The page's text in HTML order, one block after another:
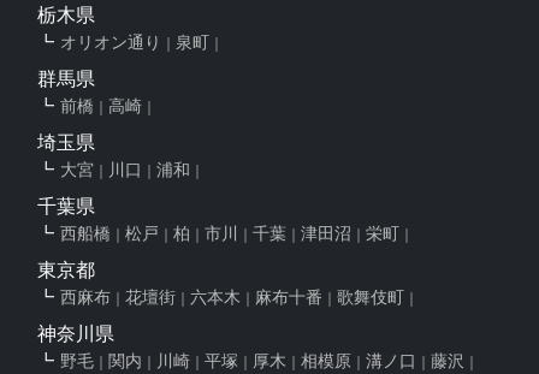
栃木県
オリオン通り 泉町
群馬県
前橋 高崎
埼玉県
大宮 川口 浦和
千葉県
西船橋 松戸 柏 市川 千葉 津田沼 栄町
東京都
西麻布 花壇街 六本木 麻布十番 歌舞伎町
神奈川県
野毛 関内 川崎 平塚 厚木 相模原 溝ノ口 藤沢